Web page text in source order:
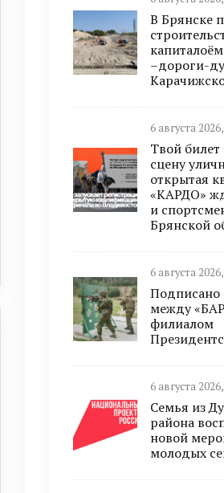
В Брянске
–дороги-
6 августа
Твой билет
сцену
открытая
«КАРДО»
и
Брянской
6 августа
Подписано
между
филиалом
6 августа
Семья из
района
новой
молодых